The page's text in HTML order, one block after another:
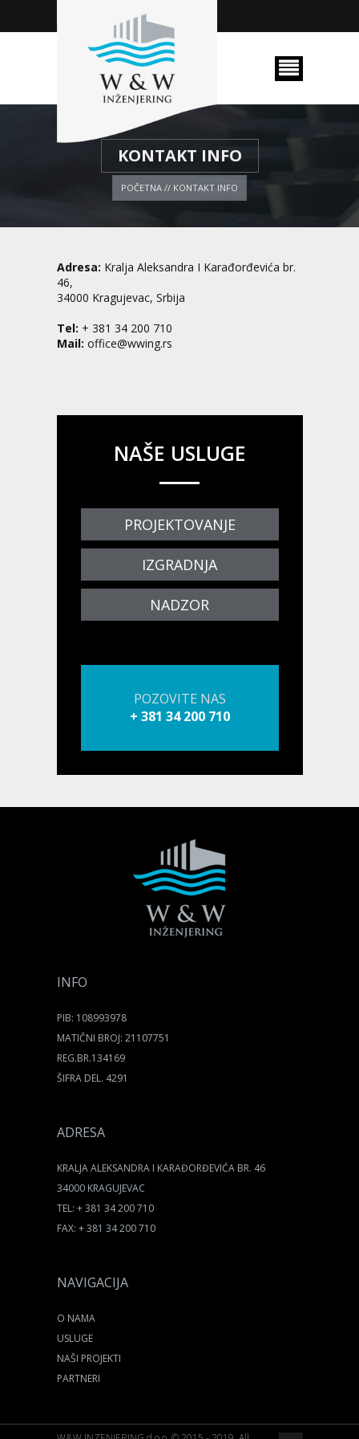
KONTAKT INFO
POČETNA // KONTAKT INFO
Adresa: Kralja Aleksandra I Karađorđevića br.
46,
34000 Kragujevac, Srbija
Tel: + 381 34 200 710
Mail: office@wwing.rs
NAŠE USLUGE
PROJEKTOVANJE
IZGRADNJA
NADZOR
POZOVITE NAS
+ 381 34 200 710
INFO
PIB: 108993978
MATIČNI BROJ: 21107751
REG.BR.134169
ŠIFRA DEL. 4291
ADRESA
KRALJA ALEKSANDRA I KARAĐORĐEVIĆA BR. 46
34000 KRAGUJEVAC
TEL: + 381 34 200 710
FAX: + 381 34 200 710
NAVIGACIJA
O NAMA
USLUGE
NAŠI PROJEKTI
PARTNERI